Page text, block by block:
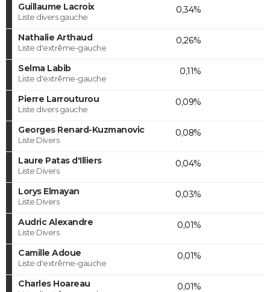
Guillaume Lacroix
Liste divers gauche
0,34%
Nathalie Arthaud
Liste d'extrême-gauche
0,26%
Selma Labib
Liste d'extrême-gauche
0,11%
Pierre Larrouturou
Liste divers gauche
0,09%
Georges Renard-Kuzmanovic
Liste Divers
0,08%
Laure Patas d'Illiers
Liste Divers
0,04%
Lorys Elmayan
Liste Divers
0,03%
Audric Alexandre
Liste Divers
0,01%
Camille Adoue
Liste d'extrême-gauche
0,01%
Charles Hoareau 0,01%